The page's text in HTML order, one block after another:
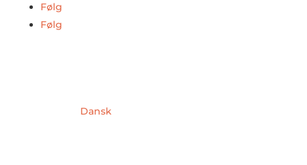
Følg
Følg
Dansk